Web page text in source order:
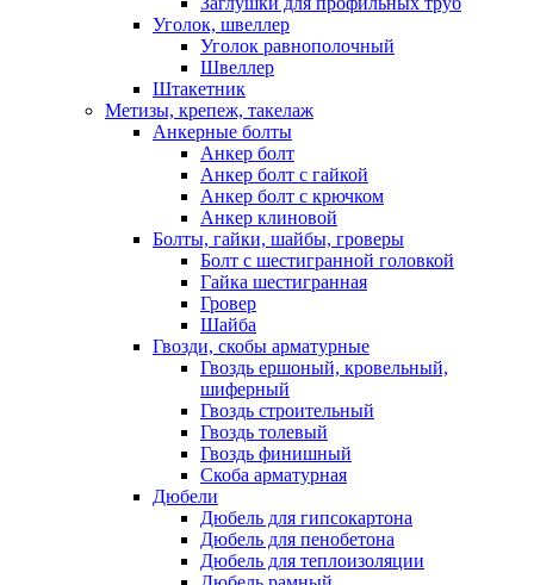
Уголок, швеллер
Уголок равнополочный
Швеллер
Штакетник
Метизы, крепеж, такелаж
Анкерные болты
Анкер болт
Анкер болт с гайкой
Анкер болт с крючком
Анкер клиновой
Болты, гайки, шайбы, гроверы
Болт c шестигранной головкой
Гайка шестигранная
Гровер
Шайба
Гвозди, скобы арматурные
Гвоздь ершоный, кровельный,
шиферный
Гвоздь строительный
Гвоздь толевый
Гвоздь финишный
Скоба арматурная
Дюбели
Дюбель для гипсокартона
Дюбель для пенобетона
Дюбель для теплоизоляции